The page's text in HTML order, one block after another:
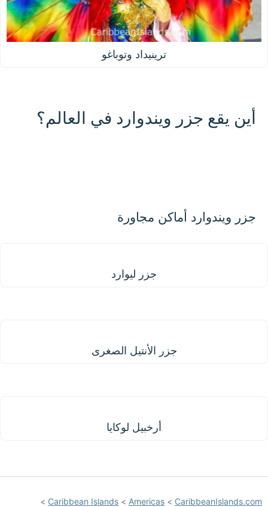
ترينيداد وتوباغو
أين يقع جزر ويندوارد في العالم؟
500 km / 310.7 mi
جزر ويندوارد أماكن مجاورة
جزر ليوارد
جزر الأنتيل الصغرى
أرخبيل لوكايا
CaribbeanIslands.com
>
Americas
>
Caribbean Islands
>